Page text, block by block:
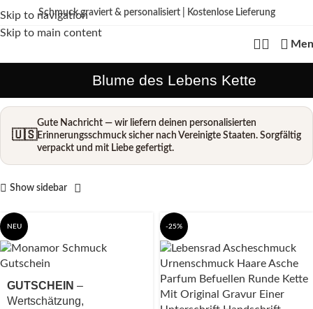
Skip to navigation
Skip to main content
Kein billiger Edelstahl als Standard – wir fertigen aus echtem 925 Sterling
Silber, mit hochwertiger 18K Vergoldung oder aus Echtgold.
Schmuck graviert & personalisiert | Kostenlose Lieferung
Blume des Lebens Kette
🇺🇸
Gute Nachricht — wir liefern deinen personalisierten
Erinnerungsschmuck sicher nach Vereinigte Staaten. Sorgfältig
verpackt und mit Liebe gefertigt.
Show sidebar
NEU
GUTSCHEIN –
Wertschätzung,
-25%